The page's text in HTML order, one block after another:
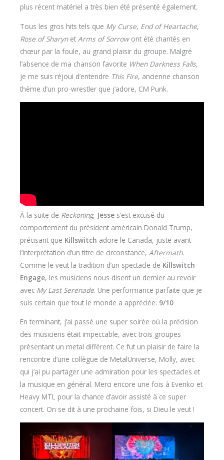
plus récent matériel a très bien été présenté également.
Tous les gros hits tels que My Curse, End of Heartache,
Rose of Sharynet Arms of Sorrowont été chantés en
chœur par la foule, au grand plaisir du groupe. Malgré
l’absence de ma chanson favorite When Darkness Falls,
je me suis réjoui d’entendre This Fire, ancienne chanson
thème d’un pro-wrestler que j’adore, CM Punk.
À la suite de Reckoning, Jesse s’est excusé du
comportement du président américain Donald Trump,
précisant que Killswitch adore le Canada, juste avant
l’interprétation d’un titre de circonstance, Aftermath.
Comme le veut la tradition d’un spectacle de Killswitch
Engage, les musiciens nous disent un dernier au revoir
avec My Last Serenade. Une performance parfaite que je
suis certain que tout le monde a appréciée. 9/10
En terminant, j’ai passé une super soirée où la précision
des musiciens était impeccable, avec trois groupes
présentant un metal différent. Ce fut un plaisir de faire la
rencontre d’une collègue de MetalUniverse, Molly, avec
qui j’ai pu partager une admiration pour les spectacles et
la musique en général. Merci encore une fois à Evenko et
Heavy MTL pour la chance d’avoir assisté à ce super
concert. On se dit à une prochaine fois, si Dieu le veut !